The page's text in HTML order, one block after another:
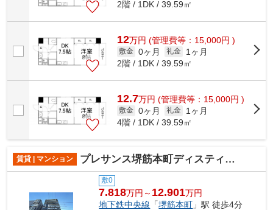
2階 / 1DK / 39.59㎡
12万円 (管理費等：15,000円 )
敷金 0ヶ月 礼金
1ヶ月
2階 / 1DK / 39.59㎡
12.7万円 (管理費等：15,000円 )
敷金 0ヶ月 礼金
1ヶ月
4階 / 1DK / 39.59㎡
賃貸 | マンション プレサンス堺筋本町ディスティニー
敷0
7.818万円～ 12.901万円
地下鉄中央線 「堺筋本町 」駅 徒歩4分